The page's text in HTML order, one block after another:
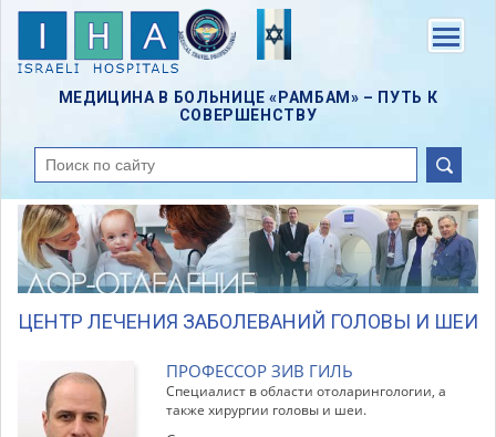
Skip
content
МЕДИЦИНА В БОЛЬНИЦЕ «РАМБАМ» – ПУТЬ К
СОВЕРШЕНСТВУ
поиск
ЦЕНТР ЛЕЧЕНИЯ ЗАБОЛЕВАНИЙ ГОЛОВЫ И ШЕИ
ПРОФЕССОР ЗИВ ГИЛЬ
Специалист в области отоларингологии, а
также хирургии головы и шеи.